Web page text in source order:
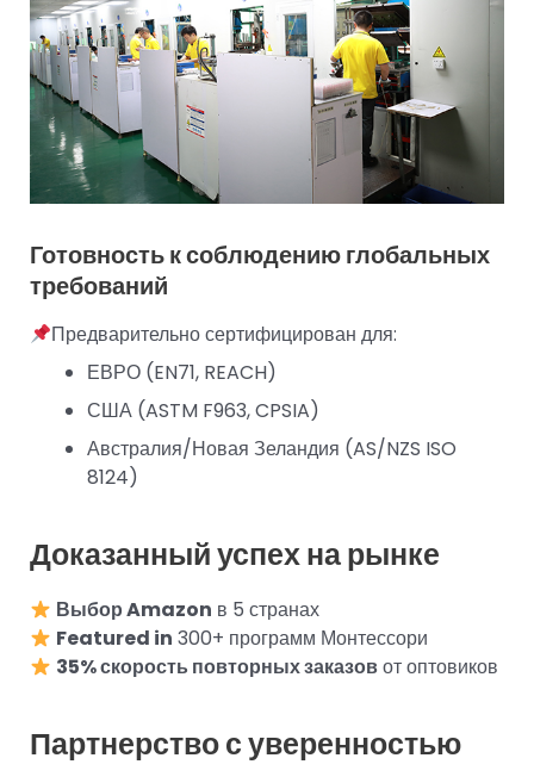
Готовность к соблюдению глобальных
требований
Предварительно сертифицирован для:
ЕВРО (EN71, REACH)
США (ASTM F963, CPSIA)
Австралия/Новая Зеландия (AS/NZS ISO
8124)
Доказанный успех на рынке
Выбор Amazon в 5 странах
Featured in 300+ программ Монтессори
35% скорость повторных заказовот оптовиков
Партнерство с уверенностью